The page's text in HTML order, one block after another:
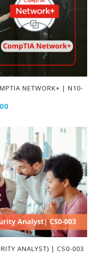
NETWORK+ | N10-
ANALYST) | CS0-003